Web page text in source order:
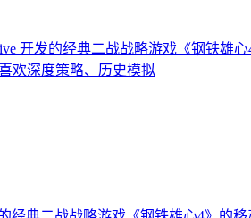
开发的经典二战战略游戏《钢铁
欢深度策略、历史模拟